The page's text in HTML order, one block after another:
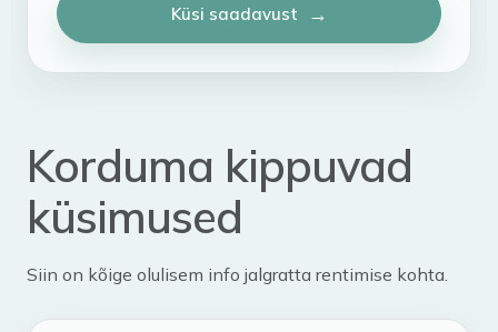
Küsi saadavust
Korduma kippuvad
küsimused
Siin on kõige olulisem info jalgratta rentimise kohta.